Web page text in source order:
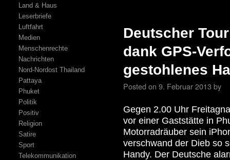
Land & Haus
Leserbriefe
Luftfahrt
Medien
Menschenrechte
Nachrichten
Nord-Nordost Thailand
Pattaya
Phuket
Politik
Positiv
Religion
Satire
Sport
Telekommunikation
Deutscher
dank GPS-
gestohlenes
Posted on 9. Februar 2013 by
Gegen 2.00 Uhr
vor einer Gaststätte in
Motorradräuber sein
verschwand der Dieb so
Handy. Der Deutsche